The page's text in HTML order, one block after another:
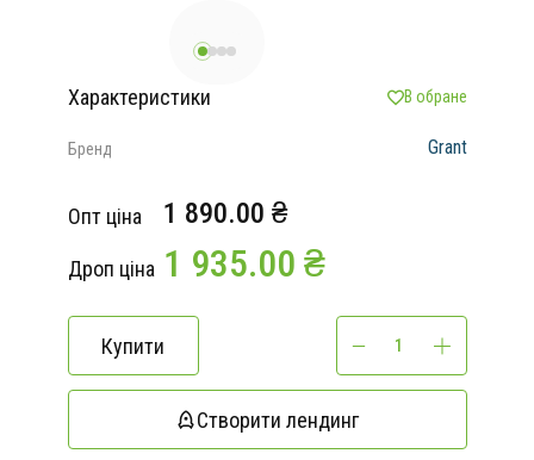
Характеристики В обране
Бренд Grant
Опт ціна 1 890.00 ₴
Дроп ціна 1 935.00 ₴
Купити
Створити лендинг